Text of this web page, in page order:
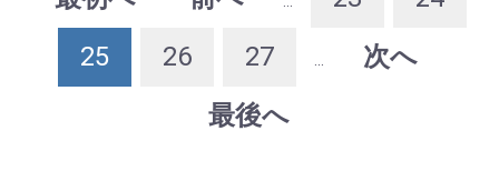
25
26 27
次へ
最後へ